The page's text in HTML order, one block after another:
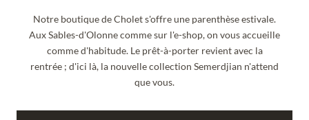
Notre boutique de Cholet s'offre une parenthèse estivale.
Aux Sables-d'Olonne comme sur l'e-shop, on vous accueille
comme d'habitude. Le prêt-à-porter revient avec la
rentrée ; d'ici là, la nouvelle collection Semerdjian n'attend
que vous.